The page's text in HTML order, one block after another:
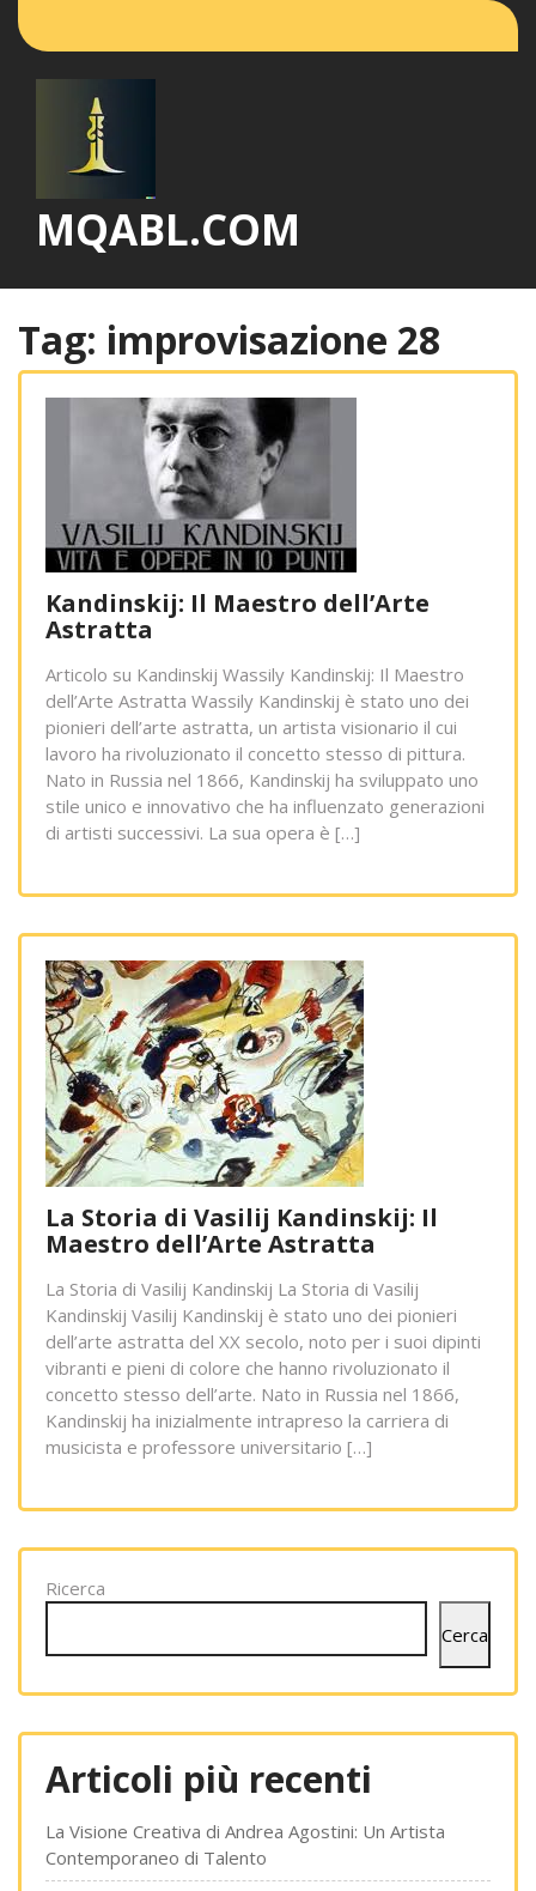
MQABL.COM
Tag: improvisazione 28
Kandinskij: Il Maestro dell’Arte
Astratta
Articolo su Kandinskij Wassily Kandinskij: Il Maestro
dell’Arte Astratta Wassily Kandinskij è stato uno dei
pionieri dell’arte astratta, un artista visionario il cui
lavoro ha rivoluzionato il concetto stesso di pittura.
Nato in Russia nel 1866, Kandinskij ha sviluppato uno
stile unico e innovativo che ha influenzato generazioni
di artisti successivi. La sua opera è […]
La Storia di Vasilij Kandinskij: Il
Maestro dell’Arte Astratta
La Storia di Vasilij Kandinskij La Storia di Vasilij
Kandinskij Vasilij Kandinskij è stato uno dei pionieri
dell’arte astratta del XX secolo, noto per i suoi dipinti
vibranti e pieni di colore che hanno rivoluzionato il
concetto stesso dell’arte. Nato in Russia nel 1866,
Kandinskij ha inizialmente intrapreso la carriera di
musicista e professore universitario […]
Ricerca
Cerca
Articoli più recenti
La Visione Creativa di Andrea Agostini: Un Artista
Contemporaneo di Talento